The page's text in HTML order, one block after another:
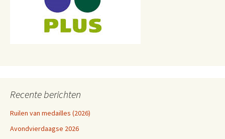
Recente berichten
Ruilen van medailles (2026)
Avondvierdaagse 2026